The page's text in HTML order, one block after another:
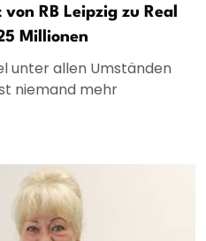
RB Leipzig zu Real
Millionen
unter allen Umständen
niemand mehr